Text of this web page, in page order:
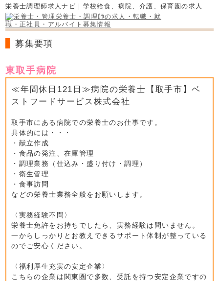
栄養士調理師求人ナビ｜学校給食、病院、介護、保育園の求人
募集要項
東取手病院
≪年間休日121日≫病院の栄養士【取手市】ベ
ストフードサービス株式会社
取手市にある病院での栄養士のお仕事です。
具体的には・・・
・献立作成
・食品の発注、在庫管理
・調理業務（仕込み・盛り付け・調理）
・衛生管理
・食事訪問
などの栄養士業務全般をお願いします。
〈実務経験不問〉
栄養士免許をお持ちでしたら、実務経験は問いません。
一からしっかりとお教えできるサポート体制が整っている
のでご安心ください。
〈福利厚生充実の安定企業〉
こちらの企業は関東圏で多数、受託を持つ安定企業ですの